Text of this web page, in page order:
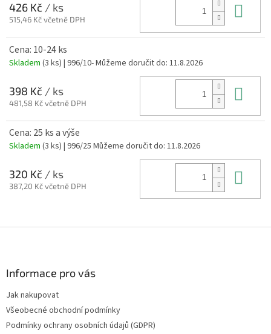
426 Kč / ks
515,46 Kč včetně DPH
Cena: 10-24 ks
Skladem (3 ks) | 996/10-Můžeme doručit do: 11.8.2026
398 Kč / ks
481,58 Kč včetně DPH
Cena: 25 ks a výše
Skladem (3 ks) | 996/25 Můžeme doručit do: 11.8.2026
320 Kč / ks
387,20 Kč včetně DPH
Informace pro vás
Jak nakupovat
Všeobecné obchodní podmínky
Podmínky ochrany osobních údajů (GDPR)